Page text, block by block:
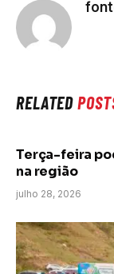
RELATED
Terça-feira
na região
julho 28, 2026